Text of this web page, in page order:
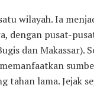
wilayah. Ia
dengan pusat-
dan
tahan lama. Jejak